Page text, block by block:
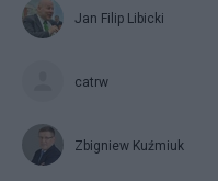
Jan Filip Libicki
catrw
Zbigniew Kuźmiuk